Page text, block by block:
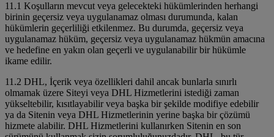
11.1 Koşulların mevcut veya gelecekteki hükümlerinden herhangi
birinin geçersiz veya uygulanamaz olması durumunda, kalan
hükümlerin geçerliliği etkilenmez. Bu durumda, geçersiz veya
uygulanamaz hüküm, geçersiz veya uygulanamaz hükmün amacına
ve hedefine en yakın olan geçerli ve uygulanabilir bir hükümle
ikame edilir.
11.2 DHL, İçerik veya özellikleri dahil ancak bunlarla sınırlı
olmamak üzere Siteyi veya DHL Hizmetlerini istediği zaman
yükseltebilir, kısıtlayabilir veya başka bir şekilde modifiye edebilir
ya da Sitenin veya DHL Hizmetlerinin yerine başka bir çözümü
hizmete alabilir. DHL Hizmetlerini kullanırken Sitenin en son